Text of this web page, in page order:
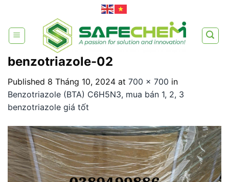
content
benzotriazole-02
Published 8 Tháng 10, 2024 at 700 × 700 in
Benzotriazole (BTA) C6H5N3, mua bán 1, 2, 3
benzotriazole giá tốt